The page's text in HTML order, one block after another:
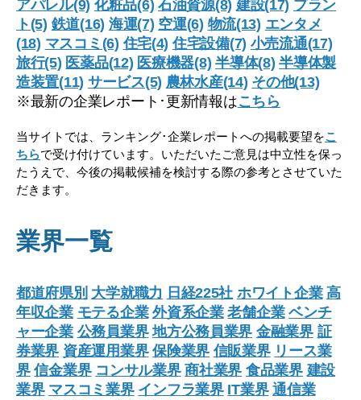
アパレル(9) 化粧品(6) 石油資源(8) 建設(17) プラン
ト(5) 鉄道(16) 海運(7) 空運(6) 物流(13) エンタメ
(18) マスコミ(6) 住宅(4) 住宅設備(7) 小売流通(17)
旅行(5) 医薬品(12) 医療機器(8) 半導体(8) 半導体製
造装置(11) サービス(5) 農林水産(14) その他(13)
※最新の企業レポート･更新情報はこちら
当サイトでは、ランキング･企業レポートへの掲載要望をこ
ちらで受け付けています。いただいたご意見は中立性を保っ
たうえで、今後の掲載候補を検討する際の参考とさせていた
だきます。
業界一覧
都道府県別 大学就職力 日経225社 ホワイト企業 高
年収企業 モテる企業 外資系企業 老舗企業 ベンチ
ャー企業 公務員業界 地方公務員業界 金融業界 証
券業界 資産運用業界 保険業界 信販業界 リース業
界 信金業界 コンサル業界 商社業界 食品業界 建設
業界 マスコミ業界 インフラ業界 IT業界 通信業